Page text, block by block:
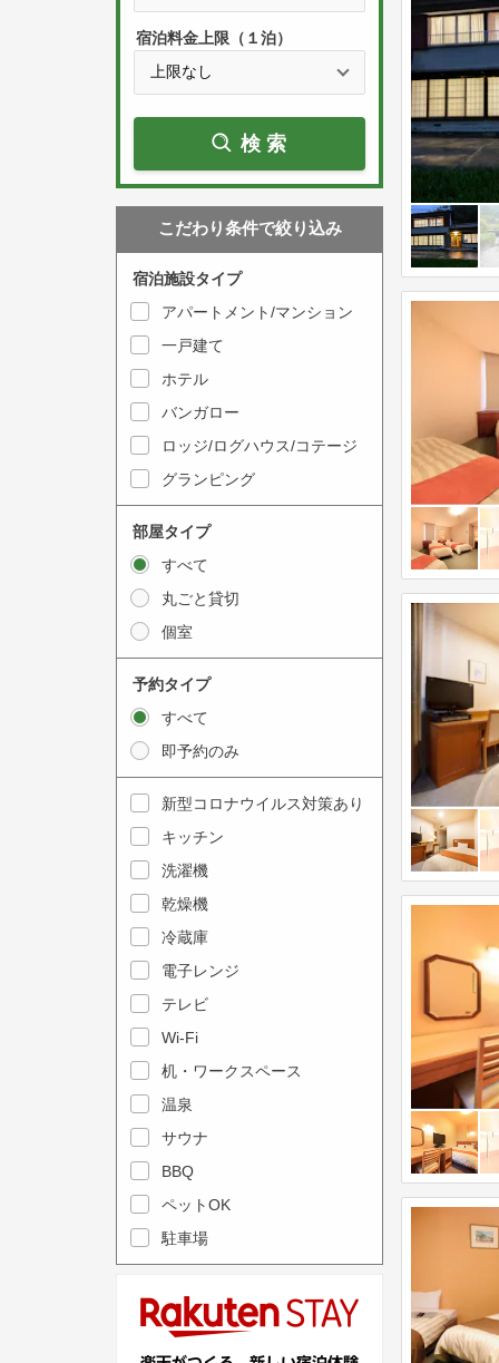
w
a
r
w
e
t
o
t
e
a
c
t
w
i
t
h
c
a
l
n
d
a
r
a
n
s
e
l
c
e
w
a
r
w
k
t
o
n
t
e
r
a
c
w
i
t
h
t
h
c
a
l
e
n
d
r
a
n
s
e
e
宿泊料金上限（１泊）
検索
こだわり条件で絞り込み
宿泊施設タイプ
アパートメント/マンション
一戸建て
ホテル
バンガロー
ロッジ/ログハウス/コテージ
グランピング
部屋タイプ
すべて
丸ごと貸切
個室
予約タイプ
すべて
即予約のみ
新型コロナウイルス対策あり
キッチン
洗濯機
乾燥機
冷蔵庫
電子レンジ
テレビ
Wi-Fi
机・ワークスペース
温泉
サウナ
BBQ
ペットOK
駐車場